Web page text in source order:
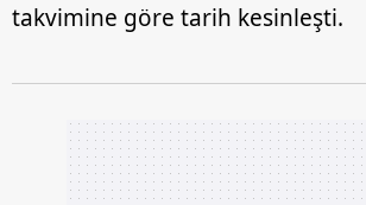
takvimine göre tarih kesinleşti.